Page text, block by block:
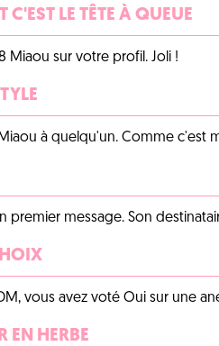
C'EST LE TÊTE À QUEUE
Miaou sur votre profil. Joli !
à quelqu'un. Comme c'est
premier message. Son
vous avez voté Oui sur une
EN HERBE